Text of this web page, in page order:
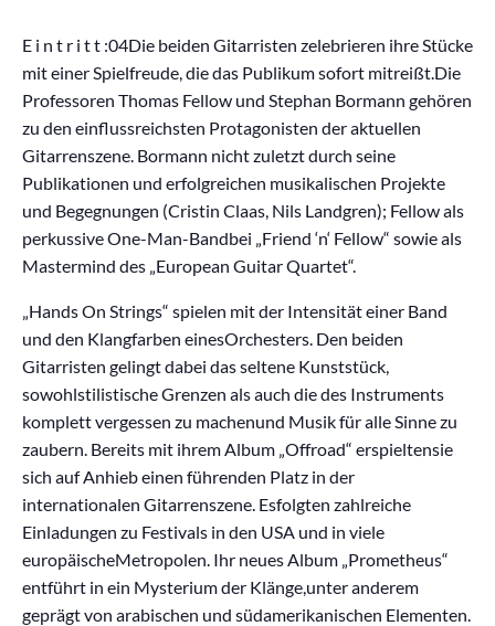
E i n t r i t t :04Die beiden Gitarristen zelebrieren ihre Stücke
mit einer Spielfreude, die das Publikum sofort mitreißt.Die
Professoren Thomas Fellow und Stephan Bormann gehören
zu den einflussreichsten Protagonisten der aktuellen
Gitarrenszene. Bormann nicht zuletzt durch seine
Publikationen und erfolgreichen musikalischen Projekte
und Begegnungen (Cristin Claas, Nils Landgren); Fellow als
perkussive One-Man-Bandbei „Friend ‘n‘ Fellow“ sowie als
Mastermind des „European Guitar Quartet“.
„Hands On Strings“ spielen mit der Intensität einer Band
und den Klangfarben einesOrchesters. Den beiden
Gitarristen gelingt dabei das seltene Kunststück,
sowohlstilistische Grenzen als auch die des Instruments
komplett vergessen zu machenund Musik für alle Sinne zu
zaubern. Bereits mit ihrem Album „Offroad“ erspieltensie
sich auf Anhieb einen führenden Platz in der
internationalen Gitarrenszene. Esfolgten zahlreiche
Einladungen zu Festivals in den USA und in viele
europäischeMetropolen. Ihr neues Album „Prometheus“
entführt in ein Mysterium der Klänge,unter anderem
geprägt von arabischen und südamerikanischen Elementen.